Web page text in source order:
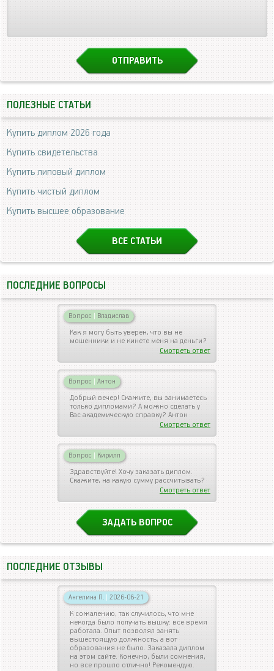
ПОЛЕЗНЫЕ СТАТЬИ
Купить диплом 2026 года
Купить свидетельства
Купить липовый диплом
Купить чистый диплом
Купить высшее образование
ВСЕ СТАТЬИ
ПОСЛЕДНИЕ ВОПРОСЫ
Вопрос | Владислав
Как я могу быть уверен, что вы не
мошенники и не кинете меня на деньги?
Смотреть ответ
Вопрос | Антон
Добрый вечер! Скажите, вы занимаетесь
только дипломами? А можно сделать у
Вас академическую справку? Антон
Смотреть ответ
Вопрос | Кирилл
Здравствуйте! Хочу заказать диплом.
Скажите, на какую сумму рассчитывать?
Смотреть ответ
ЗАДАТЬ ВОПРОС
ПОСЛЕДНИЕ ОТЗЫВЫ
Ангелина П. | 2026-06-21
К сожалению, так случилось, что мне
некогда было получать вышку: все время
работала. Опыт позволял занять
вышестоящую должность, а вот
образования не было. Заказала диплом
на этом сайте. Конечно, были сомнения,
но все прошло отлично! Рекомендую.